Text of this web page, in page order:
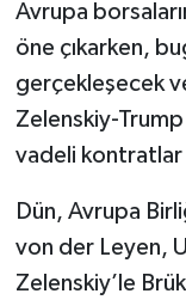
Avrupa
öne çıkarken,
gerçekleşecek
Zelenskiy-
vadeli kontratlar
Dün, Avrupa
von der Leyen,
Zelenskiy’le